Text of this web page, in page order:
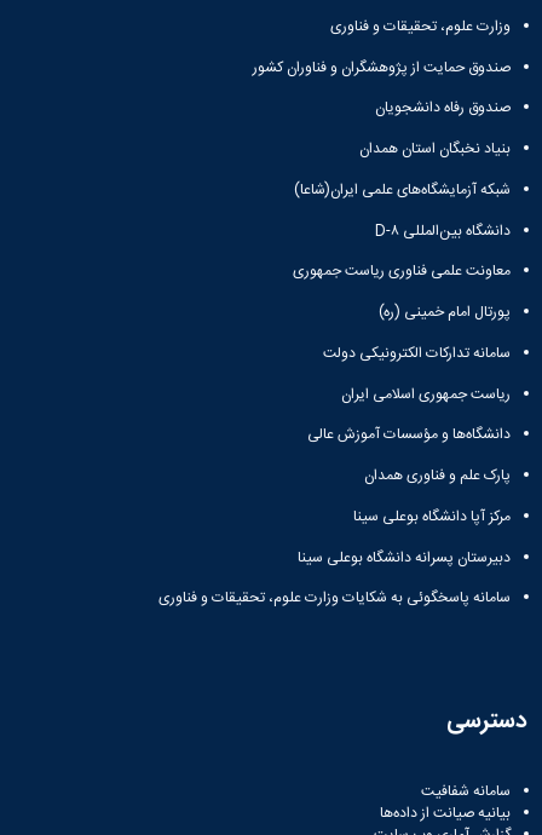
وزارت علوم، تحقیقات و فناوری
صندوق حمایت از پژوهشگران و فناوران کشور
صندوق رفاه دانشجویان
بنیاد نخبگان استان همدان
شبکه آزمایشگاه‌های علمی ایران(شاعا)
دانشگاه بین‌المللی D-۸
معاونت علمی فناوری ریاست جمهوری
پورتال امام خمینی (ره)
سامانه تدارکات الکترونیکی دولت
ریاست جمهوری اسلامی ایران
دانشگاه‌ها و مؤسسات آموزش عالی
پارک علم و فناوری همدان
مرکز آپا دانشگاه بوعلی سینا
دبیرستان پسرانه دانشگاه بوعلی سینا
سامانه پاسخگوئی به شکایات وزارت علوم، تحقیقات و فناوری
دسترسی
سامانه شفافیت
بیانیه صیانت از داده‌ها